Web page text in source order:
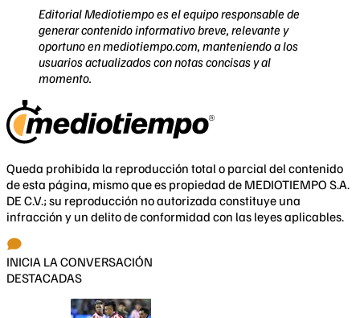
Editorial Mediotiempo es el equipo responsable de
generar contenido informativo breve, relevante y
oportuno en mediotiempo.com, manteniendo a los
usuarios actualizados con notas concisas y al
momento.
Queda prohibida la reproducción total o parcial del contenido
de esta página, mismo que es propiedad de MEDIOTIEMPO S.A.
DE C.V.; su reproducción no autorizada constituye una
infracción y un delito de conformidad con las leyes aplicables.
INICIA LA CONVERSACIÓN
DESTACADAS